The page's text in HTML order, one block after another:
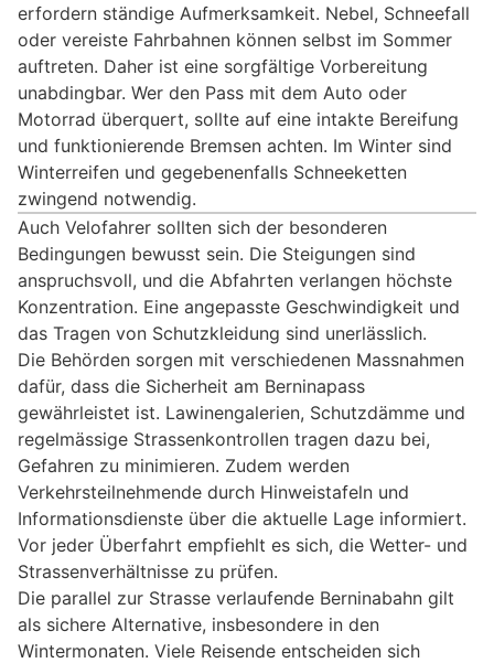
erfordern ständige Aufmerksamkeit. Nebel, Schneefall
oder vereiste Fahrbahnen können selbst im Sommer
auftreten. Daher ist eine sorgfältige Vorbereitung
unabdingbar. Wer den Pass mit dem Auto oder
Motorrad überquert, sollte auf eine intakte Bereifung
und funktionierende Bremsen achten. Im Winter sind
Winterreifen und gegebenenfalls Schneeketten
zwingend notwendig.
Auch Velofahrer sollten sich der besonderen
Bedingungen bewusst sein. Die Steigungen sind
anspruchsvoll, und die Abfahrten verlangen höchste
Konzentration. Eine angepasste Geschwindigkeit und
das Tragen von Schutzkleidung sind unerlässlich.
Die Behörden sorgen mit verschiedenen Massnahmen
dafür, dass die Sicherheit am Berninapass
gewährleistet ist. Lawinengalerien, Schutzdämme und
regelmässige Strassenkontrollen tragen dazu bei,
Gefahren zu minimieren. Zudem werden
Verkehrsteilnehmende durch Hinweistafeln und
Informationsdienste über die aktuelle Lage informiert.
Vor jeder Überfahrt empfiehlt es sich, die Wetter- und
Strassenverhältnisse zu prüfen.
Die parallel zur Strasse verlaufende Berninabahn gilt
als sichere Alternative, insbesondere in den
Wintermonaten. Viele Reisende entscheiden sich